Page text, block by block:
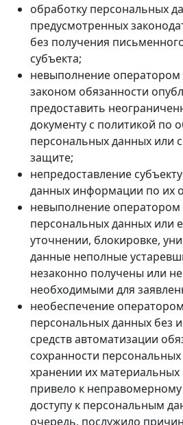
обработку персональных
предусмотренных
без получения
субъекта;
невыполнение оператором
законом обязанности
предоставить
документу с политикой по
персональных данных или
защите;
непредоставление
данных информации по их
невыполнение оператором
персональных данных или
уточнении, блокировке,
данные неполные
незаконно получены или
необходимыми для
необеспечение
персональных данных без
средств автоматизации
сохранности
хранении их материальных
привело к
доступу к персональным
очередь, послужило